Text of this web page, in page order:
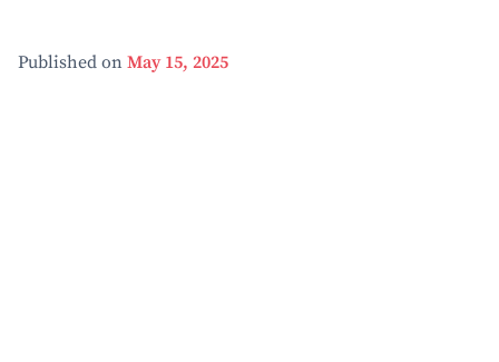
Published on May 15, 2025